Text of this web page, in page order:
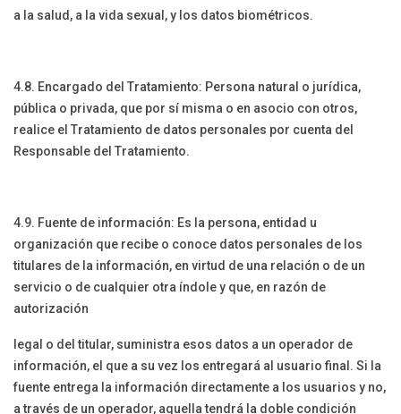
a la salud, a la vida sexual, y los datos biométricos.
4.8. Encargado del Tratamiento: Persona natural o jurídica,
pública o privada, que por sí misma o en asocio con otros,
realice el Tratamiento de datos personales por cuenta del
Responsable del Tratamiento.
4.9. Fuente de información: Es la persona, entidad u
organización que recibe o conoce datos personales de los
titulares de la información, en virtud de una relación o de un
servicio o de cualquier otra índole y que, en razón de
autorización
legal o del titular, suministra esos datos a un operador de
información, el que a su vez los entregará al usuario final. Si la
fuente entrega la información directamente a los usuarios y no,
a través de un operador, aquella tendrá la doble condición